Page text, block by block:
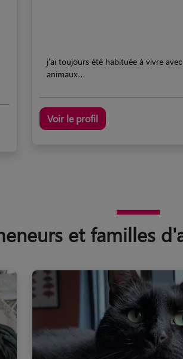
j'ai toujours été habituée à vivre
animaux...
Voir le profil
et familles